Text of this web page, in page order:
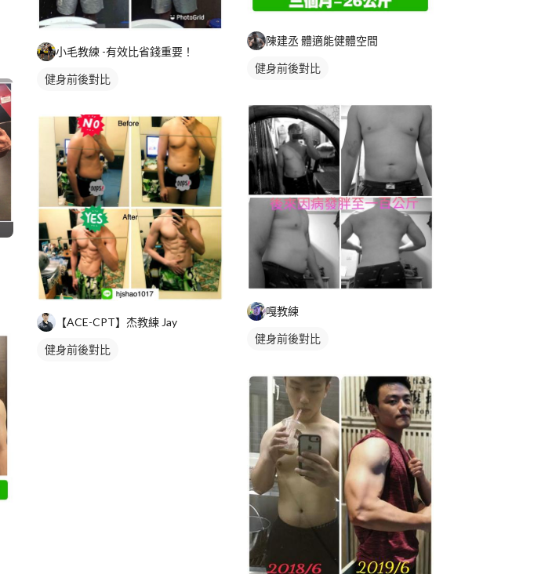
小毛教練 -有效比省錢重要！
健身前後對比
【ACE-CPT】杰教練 Jay
健身前後對比
陳建丞 體適能健體空間
健身前後對比
嘎教練
健身前後對比